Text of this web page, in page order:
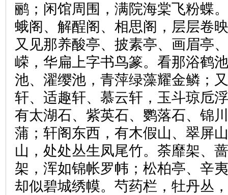
鹂；闲馆周围，满院海棠飞粉蝶
蛾阁、解酲阁、相思阁，层层卷
又见那养酸亭、披素亭、画眉亭
嵘，华扁上字书鸟篆。看那浴鹤
池、濯缨池，青萍绿藻耀金鳞；
轩、适趣轩、慕云轩，玉斗琼卮
有太湖石、紫英石、鹦落石、锦
蒲；轩阁东西，有木假山、翠屏
山，处处丛生凤尾竹。荼靡架、
架，浑如锦帐罗帏；松柏亭、辛
却似碧城绣幙。芍药栏，牡丹丛